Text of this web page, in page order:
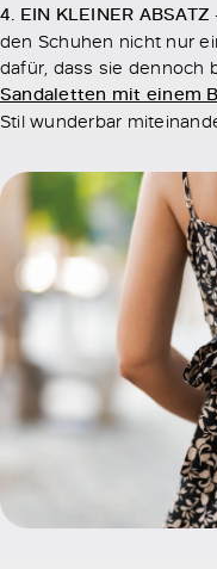
4. EIN KLEINER ABSATZ
den Schuhen nicht nur
dafür, dass sie dennoch
Sandaletten mit einem
Stil wunderbar